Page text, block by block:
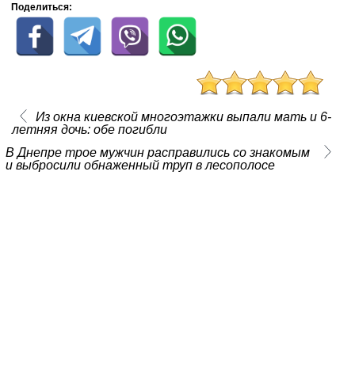
Поделиться:
Из окна киевской многоэтажки выпали мать и 6-
летняя дочь: обе погибли
В Днепре трое мужчин расправились со знакомым
и выбросили обнаженный труп в лесополосе